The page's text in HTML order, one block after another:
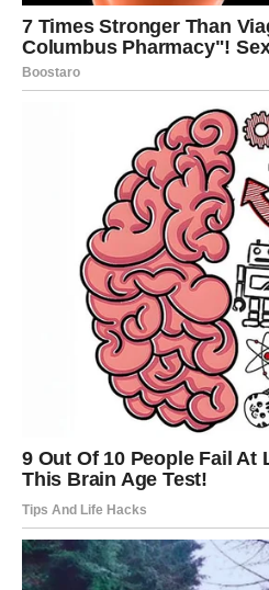
LAV
Istina je da vam priznanje
Mnogo ste dali, mnogo radili i
drugi konačno vidjeti vašu
Istina koju trebate čuti
Nema potrebe da dokazujete
DJEVICA
Previše razmišljate o stvarima
kontrolisati.
Zvijezde vam donose lekciju
ponekad treba pustiti život da